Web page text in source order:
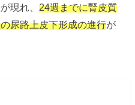
現れ、24週までに腎皮質
尿路上皮下形成の進行が